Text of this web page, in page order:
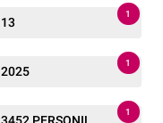
13
1
2025
1
1